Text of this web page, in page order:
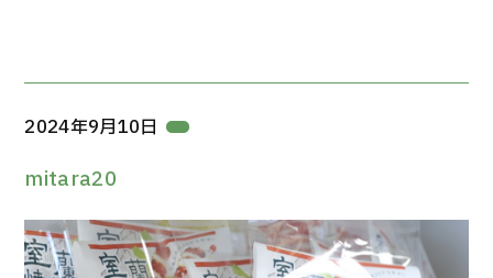
2024年9月10日
mitara20